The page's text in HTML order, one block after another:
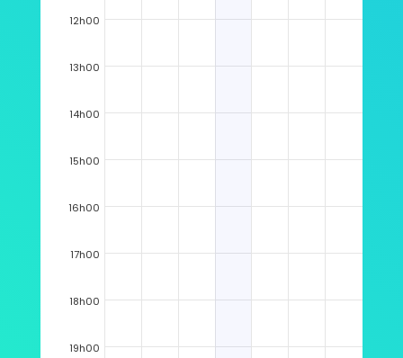
12h00
13h00
14h00
15h00
16h00
17h00
18h00
19h00